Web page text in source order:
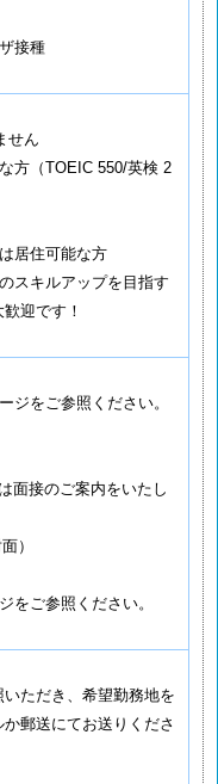
接種
せん
方（TOEIC 550/英検 2
居住可能な方
スキルアップを目指す
迎です！
ジをご参照ください。
面接のご案内をいたし
）
をご参照ください。
ただき、希望勤務地を
郵送にてお送りくださ